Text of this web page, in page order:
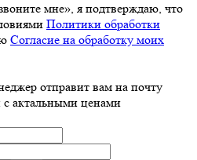
мне», я подтверждаю, что
Политики обработки
Согласие на обработку моих
отправит вам на почту
актальными ценами